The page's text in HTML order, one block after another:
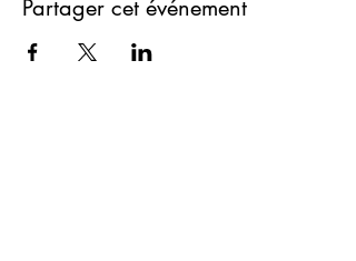
Partager cet événement